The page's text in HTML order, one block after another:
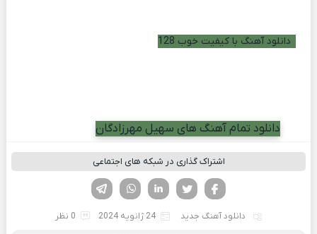
دانلود آهنگ با کیفیت خوب 128
دانلود تمام آهنگ های سهیل مهرزادگان
اشتراک گذاری در شبکه های اجتماعی
لینکدین تویتر
فیسوک
دانلود آهنگ جدید 24 ژانویه 2024 0 نظر